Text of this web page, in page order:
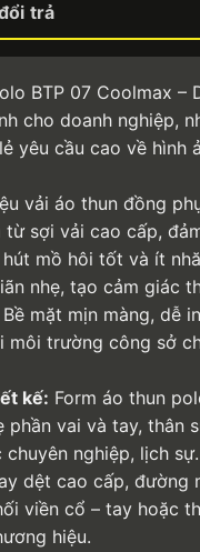
trả
BTP 07 Coolmax –
cho doanh nghiệp,
yêu cầu cao về hình
vải áo thun đồng
sợi vải cao cấp,
mồ hôi tốt và ít
nhẹ, tạo cảm giác
mặt mịn màng, dễ
môi trường công sở
kế: Form áo thun
phần vai và tay, thân
nghiệp, lịch
dệt cao cấp, đường
viền cổ – tay hoặc
hiệu.